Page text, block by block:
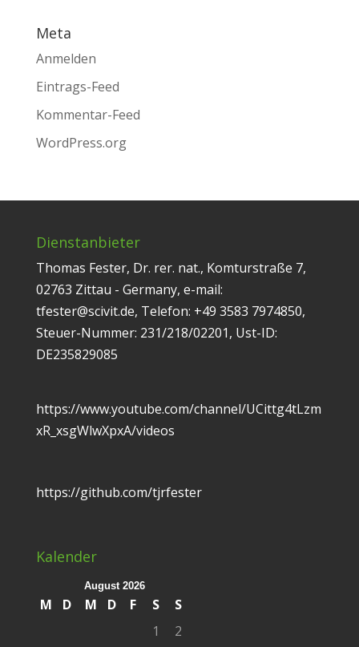
Meta
Anmelden
Eintrags-Feed
Kommentar-Feed
WordPress.org
Dienstanbieter
Thomas Fester, Dr. rer. nat., Komturstraße 7,
02763 Zittau - Germany, e-mail:
tfester@scivit.de, Telefon: +49 3583 7974850,
Steuer-Nummer: 231/218/02201, Ust-ID:
DE235829085
https://www.youtube.com/channel/UCittg4tLzm
xR_xsgWlwXpxA/videos
https://github.com/tjrfester
Kalender
August 2026
M D M D F S
S
1
2